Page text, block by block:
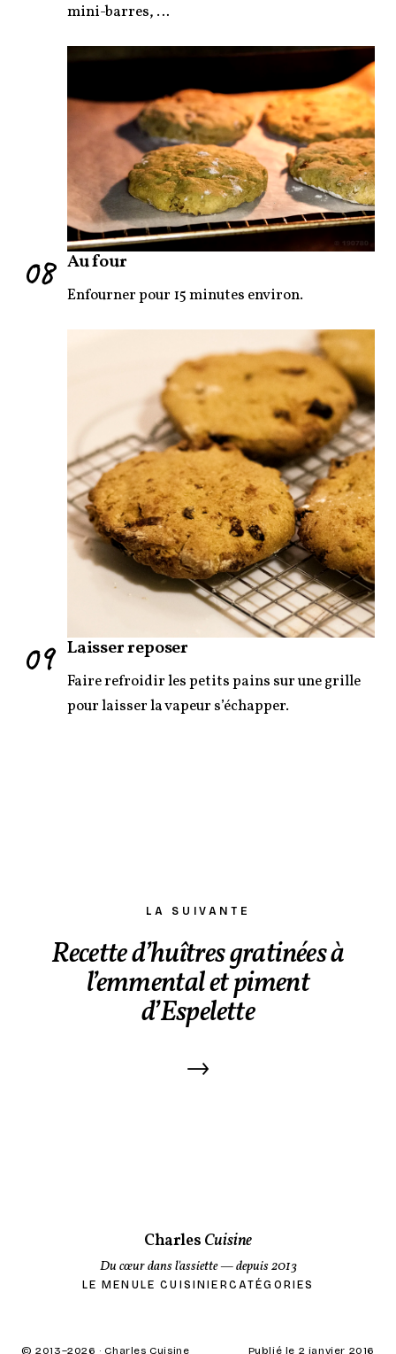
mini-barres, …
08 Au four
Enfourner pour 15 minutes environ.
09 Laisser reposer
Faire refroidir les petits pains sur une grille
pour laisser la vapeur s’échapper.
LA SUIVANTE
Recette d’huîtres gratinées à
l’emmental et piment
d’Espelette
→
Charles Cuisine
Du cœur dans l'assiette— depuis 2013
LE MENU LE CUISINIERCATÉGORIES
© 2013–2026 · Charles Cuisine Publié le 2 janvier 2016